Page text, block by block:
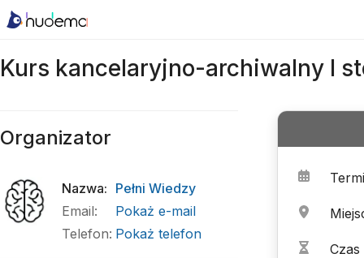
Kurs kancelaryjno-archiwalny I
Czas
Organizator
Nazwa: Pełni Wiedzy
Email:
Pokaż e-mail
Telefon: Pokaż telefon